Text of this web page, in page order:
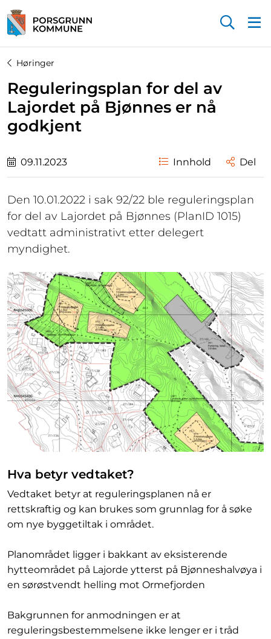
Høringer
Reguleringsplan for del av
Lajordet på Bjønnes er nå
godkjent
09.11.2023 Innhold Del
Den 10.01.2022 i sak 92/22 ble reguleringsplan
for del av Lajordet på Bjønnes (PlanID 1015)
vedtatt administrativt etter delegert
myndighet.
Hva betyr vedtaket?
Vedtaket betyr at reguleringsplanen nå er
rettskraftig og kan brukes som grunnlag for å søke
om nye byggetiltak i området.
Planområdet ligger i bakkant av eksisterende
hytteområdet på Lajorde ytterst på Bjønneshalvøya i
en sørøstvendt helling mot Ormefjorden
Bakgrunnen for anmodningen er at
reguleringsbestemmelsene ikke lenger er i tråd